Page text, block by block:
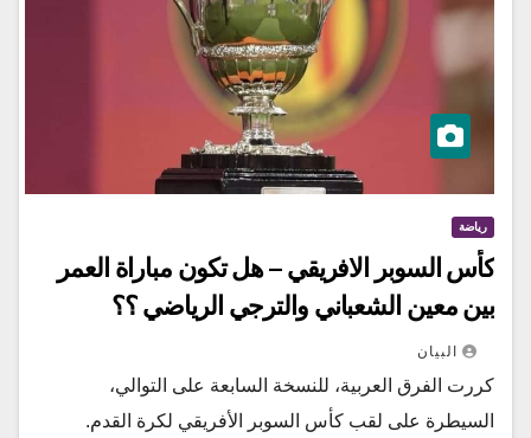
رياضة
كأس السوبر الافريقي – هل تكون مباراة العمر
بين معين الشعباني والترجي الرياضي ؟؟
البيان
كررت الفرق العربية، للنسخة السابعة على التوالي،
السيطرة على لقب كأس السوبر الأفريقي لكرة القدم.